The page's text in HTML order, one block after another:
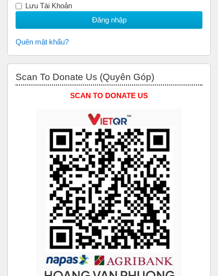
Lưu Tài Khoản
Quên mật khẩu?
Scan To Donate Us (Quyên Góp)
SCAN TO DONATE US